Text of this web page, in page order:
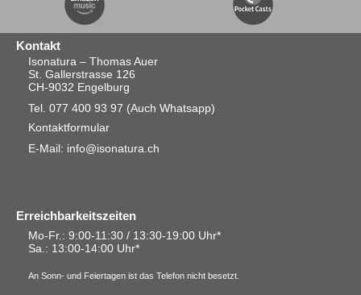
Kontakt
Isonatura – Thomas Auer
St. Gallerstrasse 126
CH-9032 Engelburg
Tel. 077 400 93 97 (Auch Whatsapp)
Kontaktformular
E-Mail: info@isonatura.ch
Erreichbarkeitszeiten
Mo-Fr.: 9:00-11:30 / 13:30-19:00 Uhr*
Sa. : 13:00-14:00 Uhr*
An Sonn- und Feiertagen ist das Telefon nicht besetzt.